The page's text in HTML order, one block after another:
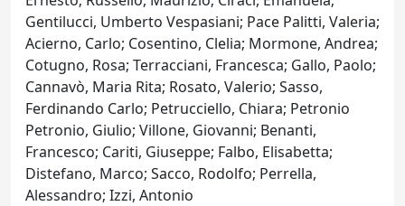
Gentilucci, Umberto Vespasiani; Pace Palitti, Valeria;
Acierno, Carlo; Cosentino, Clelia; Mormone, Andrea;
Cotugno, Rosa; Terracciani, Francesca; Gallo, Paolo;
Cannavò, Maria Rita; Rosato, Valerio; Sasso,
Ferdinando Carlo; Petrucciello, Chiara; Petronio
Petronio, Giulio; Villone, Giovanni; Benanti,
Francesco; Cariti, Giuseppe; Falbo, Elisabetta;
Distefano, Marco; Sacco, Rodolfo; Perrella,
Alessandro; Izzi, Antonio